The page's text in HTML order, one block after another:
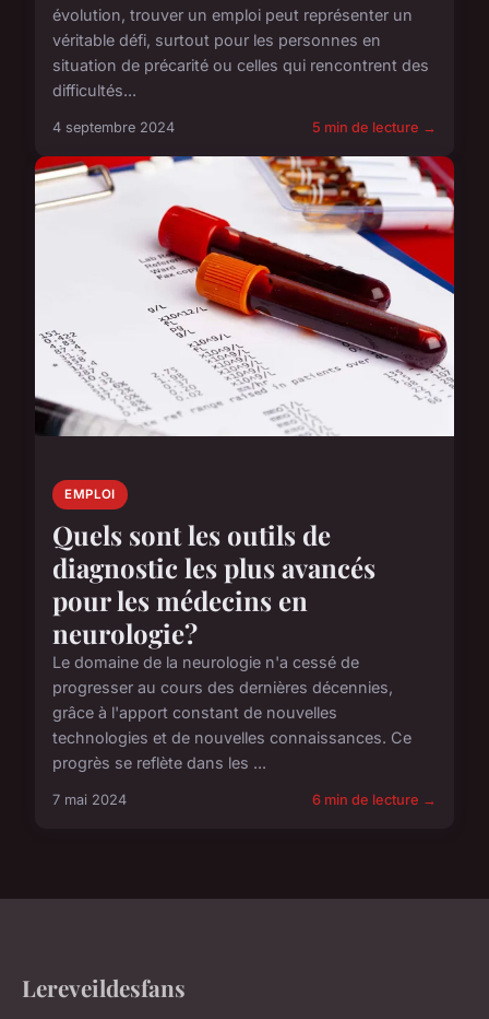
évolution, trouver un emploi peut représenter un
véritable défi, surtout pour les personnes en
situation de précarité ou celles qui rencontrent des
difficultés...
4 septembre 2024 5 min de lecture →
EMPLOI
Quels sont les outils de
diagnostic les plus avancés
pour les médecins en
neurologie?
Le domaine de la neurologie n'a cessé de
progresser au cours des dernières décennies,
grâce à l'apport constant de nouvelles
technologies et de nouvelles connaissances. Ce
progrès se reflète dans les ...
7 mai 2024 6 min de lecture →
Lereveildesfans